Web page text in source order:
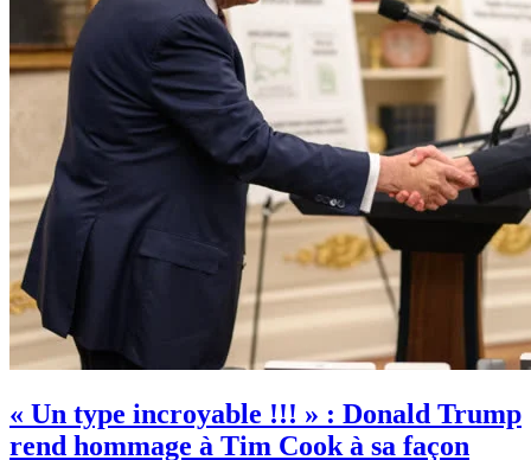
« Un type incroyable !!! » : Donald Trump
rend hommage à Tim Cook à sa façon